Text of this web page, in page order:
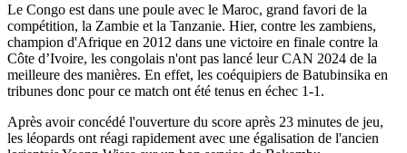
Le Congo est dans une poule avec le Maroc, grand favori de la
compétition, la Zambie et la Tanzanie. Hier, contre les zambiens,
champion d'Afrique en 2012 dans une victoire en finale contre la
Côte d’Ivoire, les congolais n'ont pas lancé leur CAN 2024 de la
meilleure des manières. En effet, les coéquipiers de Batubinsika en
tribunes donc pour ce match ont été tenus en échec 1-1.
Après avoir concédé l'ouverture du score après 23 minutes de jeu,
les léopards ont réagi rapidement avec une égalisation de l'ancien